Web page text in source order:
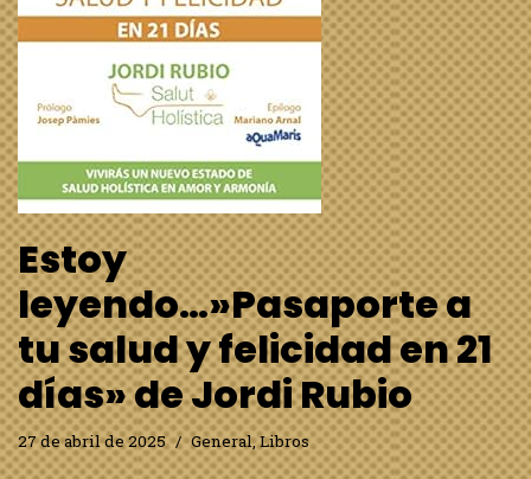
Estoy
leyendo…»Pasaporte a
tu salud y felicidad en 21
días» de Jordi Rubio
27 de abril de 2025 General,Libros